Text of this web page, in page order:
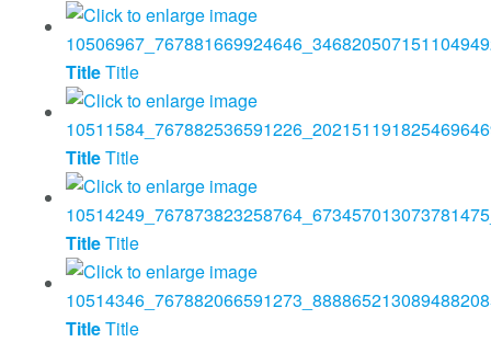
TitleTitle
TitleTitle
TitleTitle
TitleTitle